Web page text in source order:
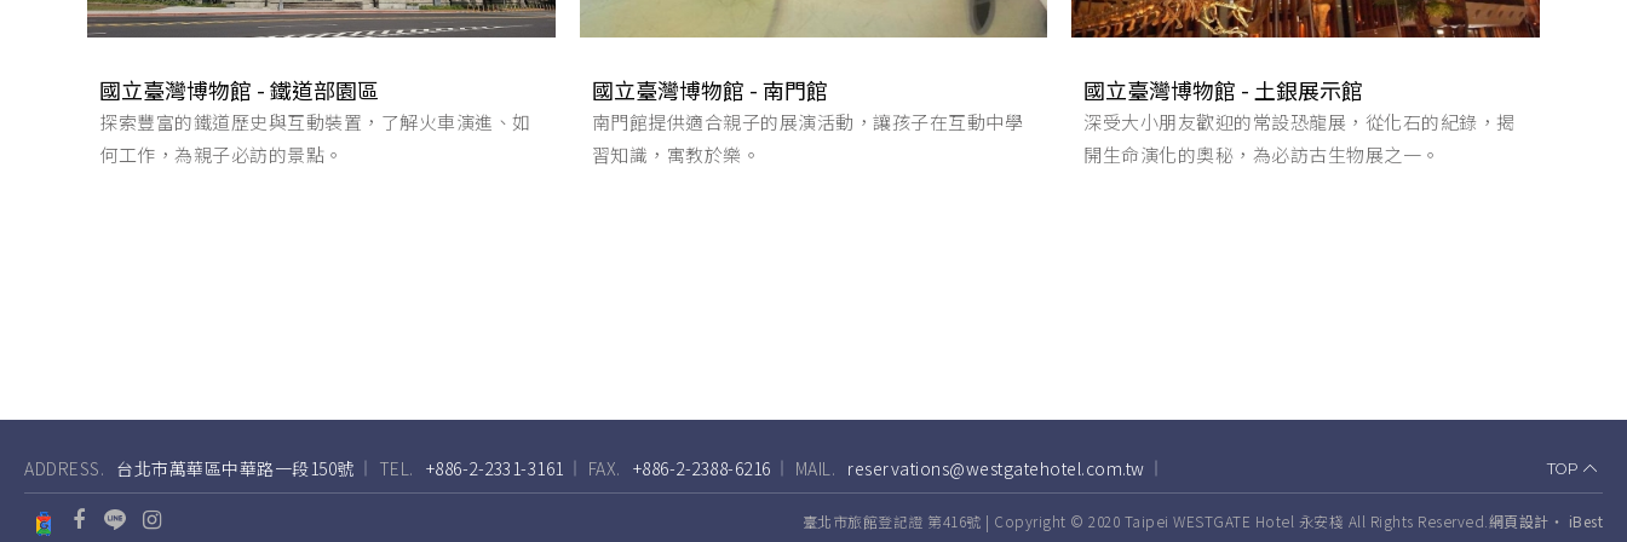
國立臺灣博物館 - 鐵道部園區
探索豐富的鐵道歷史與互動裝置，了解火車演進、如
何工作，為親子必訪的景點。
國立臺灣博物館 - 南門館
南門館提供適合親子的展演活動，讓孩子在互動中學
習知識，寓教於樂。
國立臺灣博物館 - 土銀展示館
深受大小朋友歡迎的常設恐龍展，從化石的紀錄，揭
開生命演化的奧秘，為必訪古生物展之一。
ADDRESS. 台北市萬華區中華路一段150號 TEL. +886-2-2331-3161 FAX. +886-2-2388-6216 MAIL. reservations@westgatehotel.com.tw TOP
臺北市旅館登記證 第416號 | Copyright © 2020 Taipei WESTGATE Hotel 永安棧 All Rights Reserved. 網頁設計 ‧ iBest